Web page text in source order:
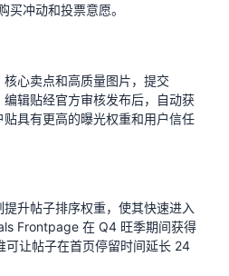
买冲动和投票意愿。
心卖点和高质量图片，提交
辑贴经官方审核发布后，自动获
具有更高的曝光权重和用户信任
升帖子排序权重，使其快速进入
Frontpage 在 Q4 旺季期间获得
可让帖子在首页停留时间延长 24